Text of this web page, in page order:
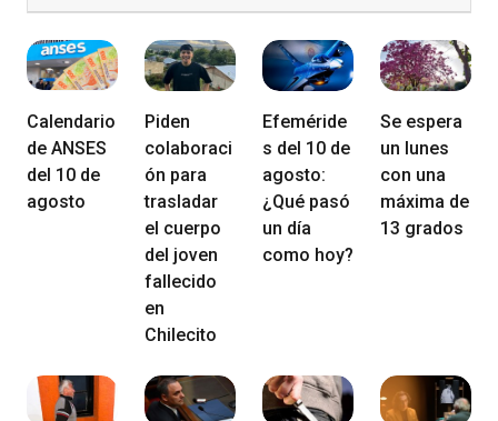
Calendario
de ANSES
del 10 de
agosto
Piden
colaboraci
ón para
trasladar
el cuerpo
del joven
fallecido
en
Chilecito
Efeméride
s del 10 de
agosto:
¿Qué pasó
un día
como hoy?
Se espera
un lunes
con una
máxima de
13 grados